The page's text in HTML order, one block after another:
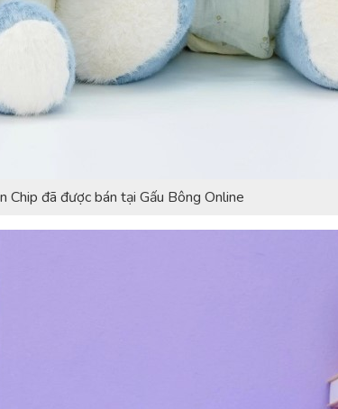
Chip đã được bán tại Gấu Bông Online